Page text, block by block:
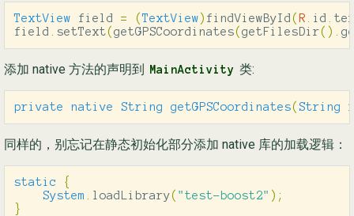
TextView field = (TextView) findViewById ( R id
field
setText( getGPSCoordinates( getFilesDir().
添加 native 方法的声明到 MainActivity 类:
private native String getGPSCoordinates( String
同样的，别忘记在静态初始化部分添加 native 库的加载逻辑：
static
{
System
loadLibrary( "test-boost2" );
}